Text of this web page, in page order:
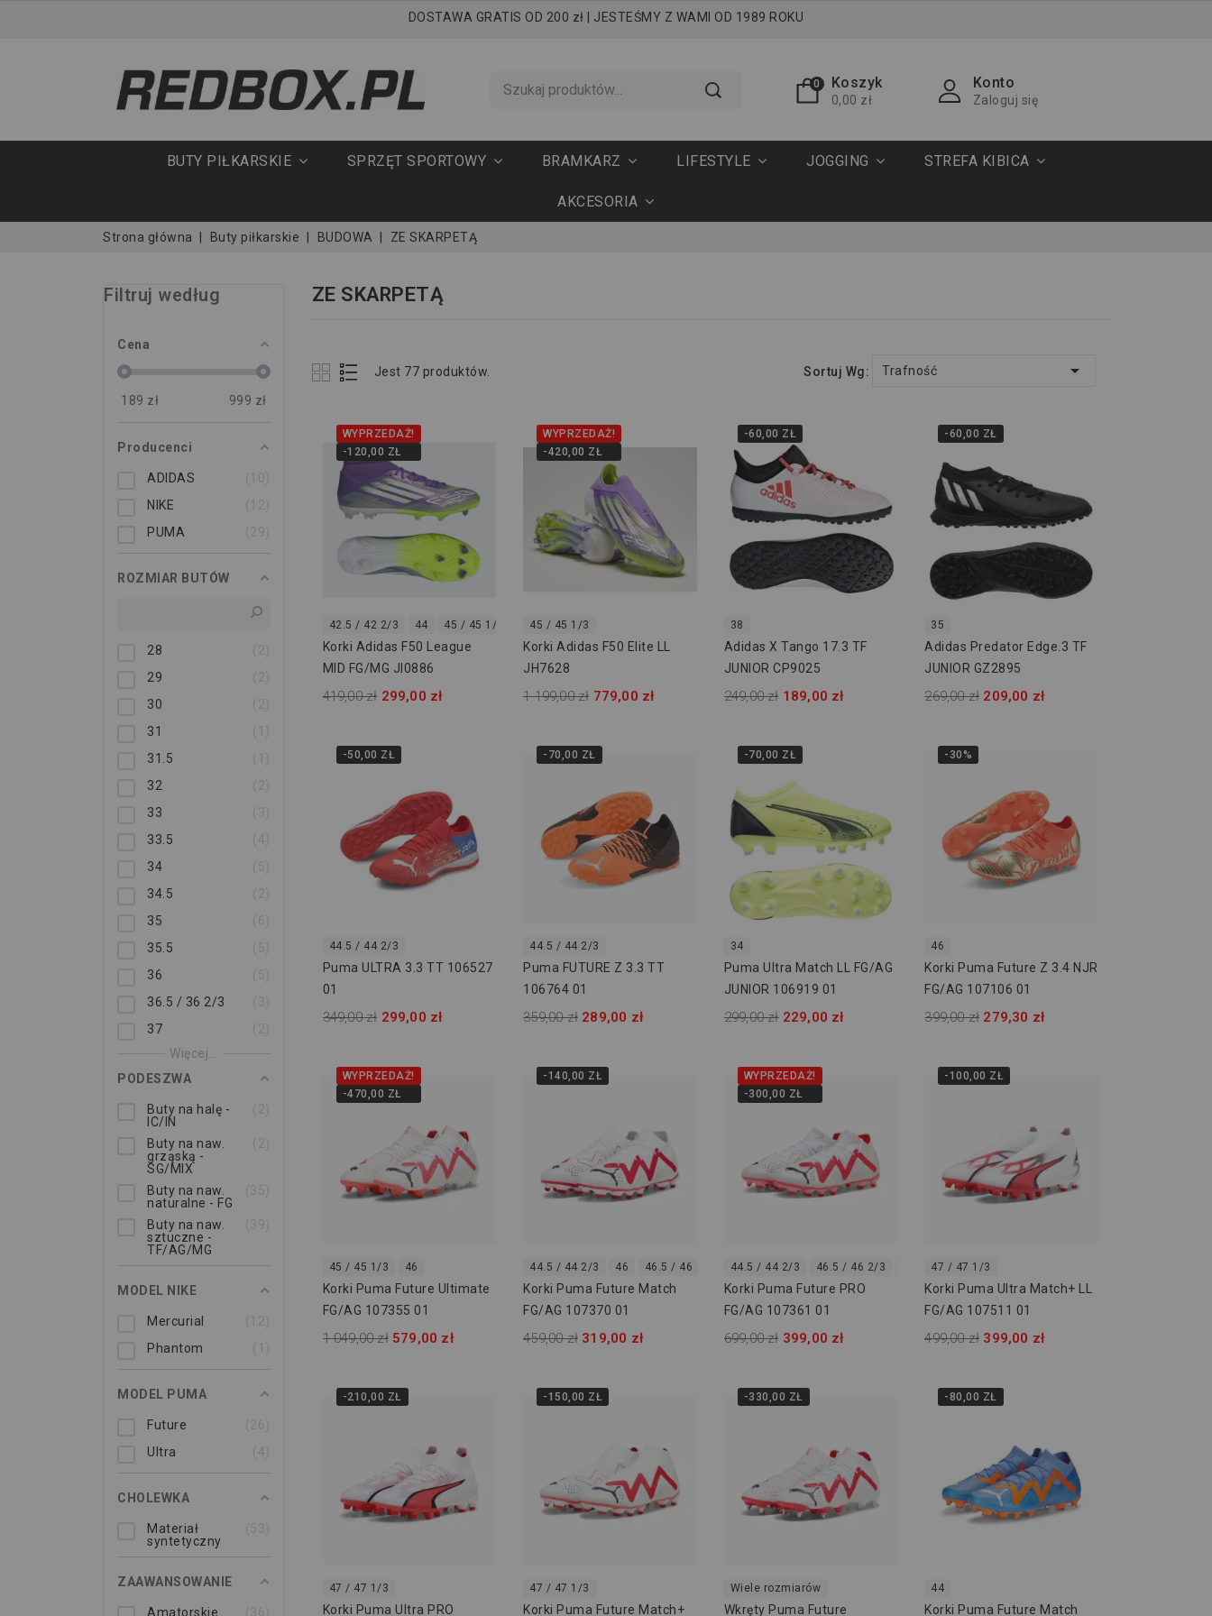
DOSTAWA GRATIS OD 200 zł | JESTEŚMY Z WAMI OD 1989 ROKU
0 Koszyk
0,00 zł
Konto
Zaloguj się
BUTY PIŁKARSKIE SPRZĘT SPORTOWY BRAMKARZ LIFESTYLE JOGGING STREFA KIBICA
AKCESORIA
Strona główna Buty piłkarskie BUDOWA ZE SKARPETĄ
Filtruj według
Cena
189 zł 999 zł
Producenci
ADIDAS
10
NIKE
12
PUMA
29
ROZMIAR BUTÓW
28
2
29
2
30
2
31
31.5
32
2
33
3
33.5
4
34
5
34.5
2
35
6
35.5
5
36
5
36.5 / 36 2/3
3
37
2
Więcej...
PODESZWA
Buty na halę -
IC/IN
2
Buty na naw.
grząską -
SG/MIX
2
Buty na naw.
naturalne - FG
35
Buty na naw.
sztuczne -
TF/AG/MG
39
MODEL NIKE
Mercurial
12
Phantom
MODEL PUMA
Future
26
Ultra
4
CHOLEWKA
Materiał
syntetyczny
53
ZAAWANSOWANIE
Amatorskie 36
ZE SKARPETĄ
Jest 77 produktów. Sortuj Wg: Trafność 
WYPRZEDAŻ!
-120,00 ZŁ
42.5 / 42 2/3 44 45 / 45 1/3 46
Korki Adidas F50 League
MID FG/MG JI0886
419,00 zł 299,00 zł
WYPRZEDAŻ!
-420,00 ZŁ
45 / 45 1/3
Korki Adidas F50 Elite LL
JH7628
1 199,00 zł 779,00 zł
-60,00 ZŁ
38
Adidas X Tango 17.3 TF
JUNIOR CP9025
249,00 zł 189,00 zł
-60,00 ZŁ
35
Adidas Predator Edge.3 TF
JUNIOR GZ2895
269,00 zł 209,00 zł
-50,00 ZŁ
44.5 / 44 2/3
Puma ULTRA 3.3 TT 106527
01
349,00 zł 299,00 zł
-70,00 ZŁ
44.5 / 44 2/3
Puma FUTURE Z 3.3 TT
106764 01
359,00 zł 289,00 zł
-70,00 ZŁ
34
Puma Ultra Match LL FG/AG
JUNIOR 106919 01
299,00 zł 229,00 zł
-30%
46
Korki Puma Future Z 3.4 NJR
FG/AG 107106 01
399,00 zł 279,30 zł
WYPRZEDAŻ!
-470,00 ZŁ
45 / 45 1/3 46
Korki Puma Future Ultimate
FG/AG 107355 01
1 049,00 zł 579,00 zł
-140,00 ZŁ
44.5 / 44 2/3 46 46.5 / 46 2/3 47 / 47 1/3
Korki Puma Future Match
FG/AG 107370 01
459,00 zł 319,00 zł
WYPRZEDAŻ!
-300,00 ZŁ
44.5 / 44 2/3 46.5 / 46 2/3 47 / 47 1/3
Korki Puma Future PRO
FG/AG 107361 01
699,00 zł 399,00 zł
-100,00 ZŁ
47 / 47 1/3
Korki Puma Ultra Match+ LL
FG/AG 107511 01
499,00 zł 399,00 zł
-210,00 ZŁ
47 / 47 1/3
Korki Puma Ultra PRO
-150,00 ZŁ
47 / 47 1/3
Korki Puma Future Match+
-330,00 ZŁ
Wiele rozmiarów
Wkręty Puma Future
-80,00 ZŁ
44
Korki Puma Future Match